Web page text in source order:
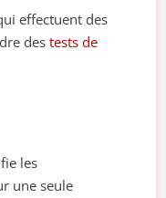
effectuent des
destests de
les
une seule